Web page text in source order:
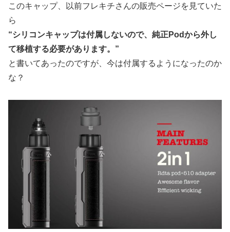
このキャップ、以前フレキチさんの販売ページを見ていた
ら
“シリコンキャップは付属しないので、純正Podから外し
て移植する必要があります。”
と書いてあったのですが、今は付属するようになったのか
な？